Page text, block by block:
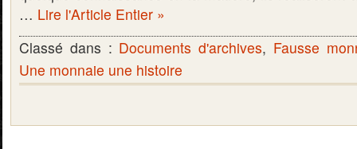
… Lire l'Article Entier »
Classé dans : Documents d'archives, Fausse
Une monnaie une histoire